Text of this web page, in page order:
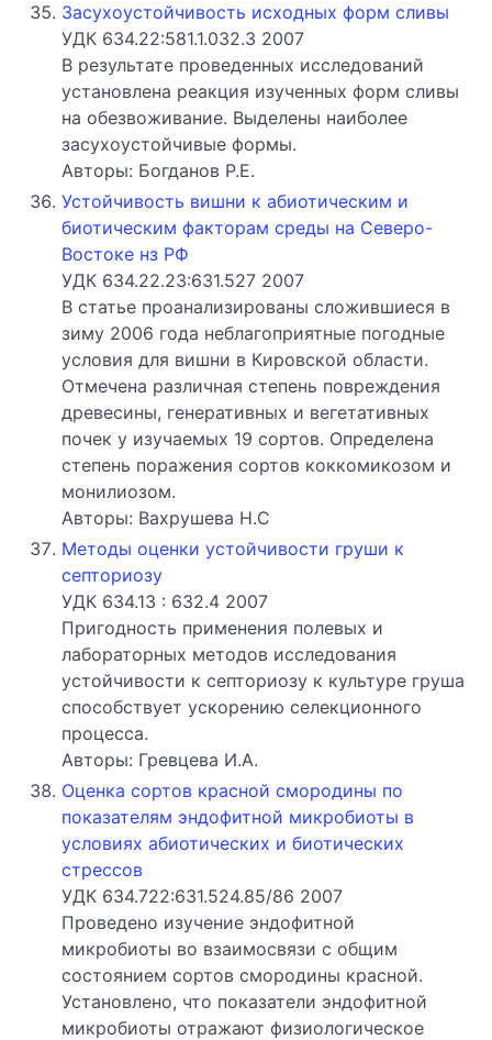
Засухоустойчивость исходных форм сливы
УДК 634.22:581.1.032.3 2007
В результате проведенных исследований
установлена реакция изученных форм сливы
на обезвоживание. Выделены наиболее
засухоустойчивые формы.
Авторы: Богданов Р.Е.
Устойчивость вишни к абиотическим и
биотическим факторам среды на Северо-
Востоке нз РФ
УДК 634.22.23:631.527 2007
В статье проанализированы сложившиеся в
зиму 2006 года неблагоприятные погодные
условия для вишни в Кировской области.
Отмечена различная степень повреждения
древесины, генеративных и вегетативных
почек у изучаемых 19 сортов. Определена
степень поражения сортов коккомикозом и
монилиозом.
Авторы: Вахрушева Н.С
Методы оценки устойчивости груши к
септориозу
УДК 634.13 : 632.4 2007
Пригодность применения полевых и
лабораторных методов исследования
устойчивости к септориозу к культуре груша
способствует ускорению селекционного
процесса.
Авторы: Гревцева И.А.
Оценка сортов красной смородины по
показателям эндофитной микробиоты в
условиях абиотических и биотических
стрессов
УДК 634.722:631.524.85/86 2007
Проведено изучение эндофитной
микробиоты во взаимосвязи с общим
состоянием сортов смородины красной.
Установлено, что показатели эндофитной
микробиоты отражают физиологическое